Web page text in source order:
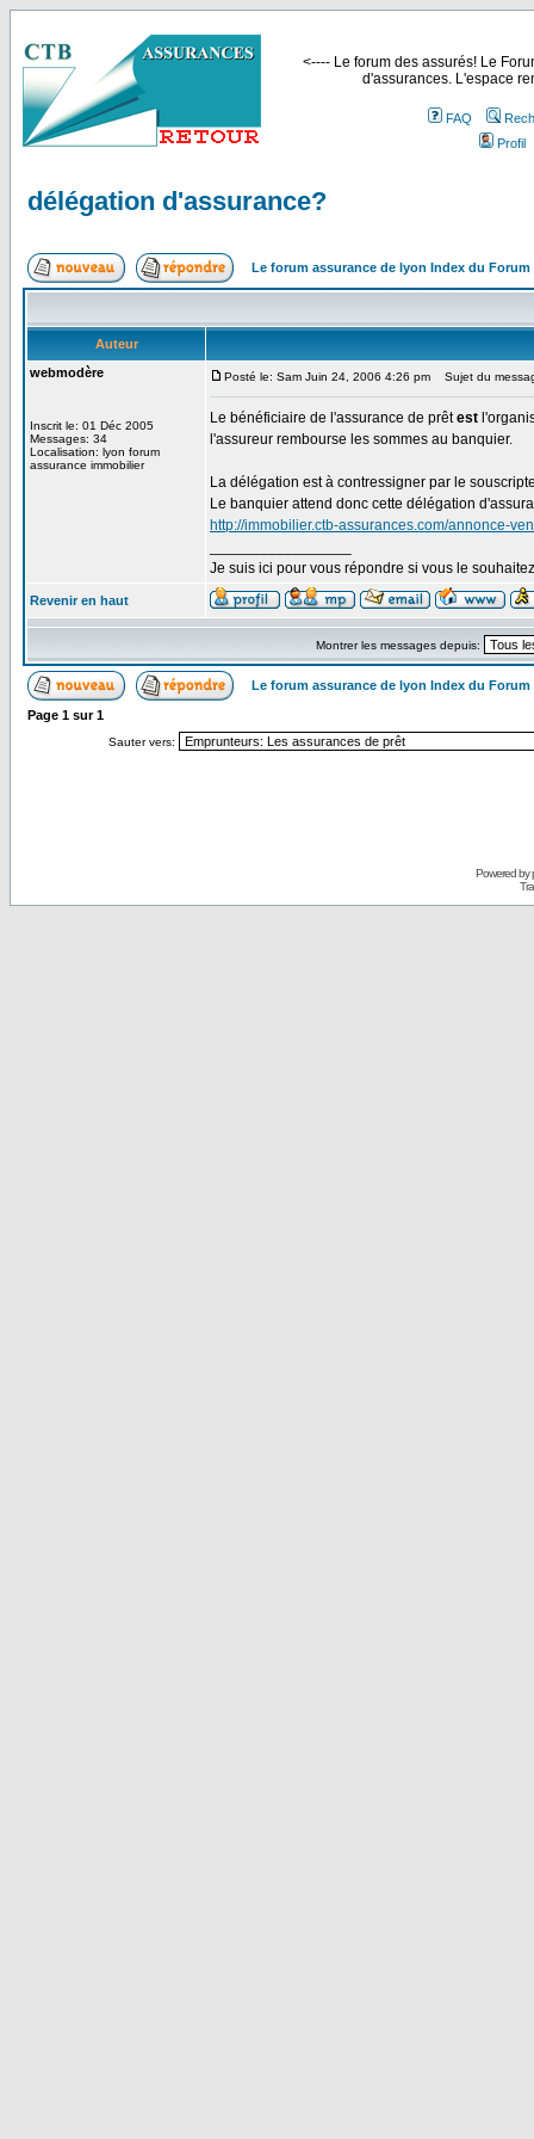
<---- Le forum des assurés! Le
d'assurances. L'espace
FAQ
Profil
délégation d'assurance?
Le forum assurance de lyon Index du Forum
Auteur
webmodère
Inscrit le: 01 Déc 2005
Messages: 34
Localisation: lyon forum
assurance immobilier
Posté le: Sam Juin 24, 2006 4:26 pm Sujet du
Le bénéficiaire de l'assurance de prêtest
l'assureur rembourse les sommes au banquier.
La délégation est à contressigner par le
Le banquier attend donc cette délégation
http://immobilier.ctb-assurances.com/annonce-
Je suis ici pour vous répondre si vous le
Revenir en haut
Montrer les messages depuis:
Le forum assurance de lyon Index du Forum
Page 1 sur1
Sauter vers:
Powered by